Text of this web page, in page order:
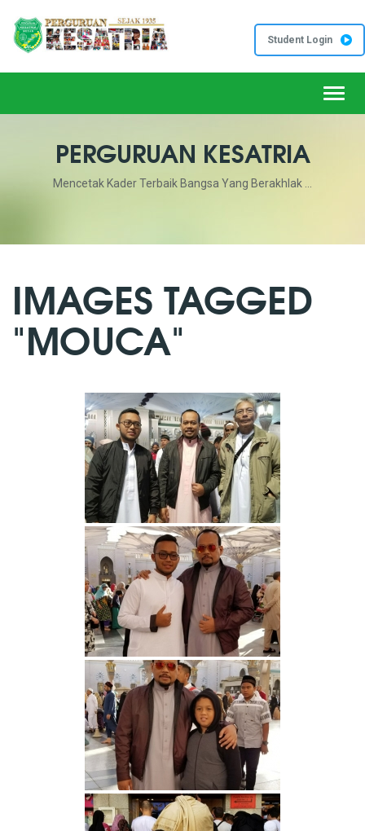
Student Login
PERGURUAN KESATRIA
Mencetak Kader Terbaik Bangsa Yang Berakhlak ...
IMAGES TAGGED
"MOUCA"